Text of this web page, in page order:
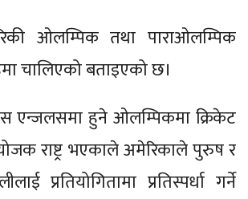
ओलम्पिक तथा पाराओलम्पिक
चालिएको बताइएको छ।
एन्जलसमा हुने ओलम्पिकमा क्रिकेट
राष्ट्र भएकाले अमेरिकाले पुरुष र
प्रतियोगितामा प्रतिस्पर्धा गर्ने